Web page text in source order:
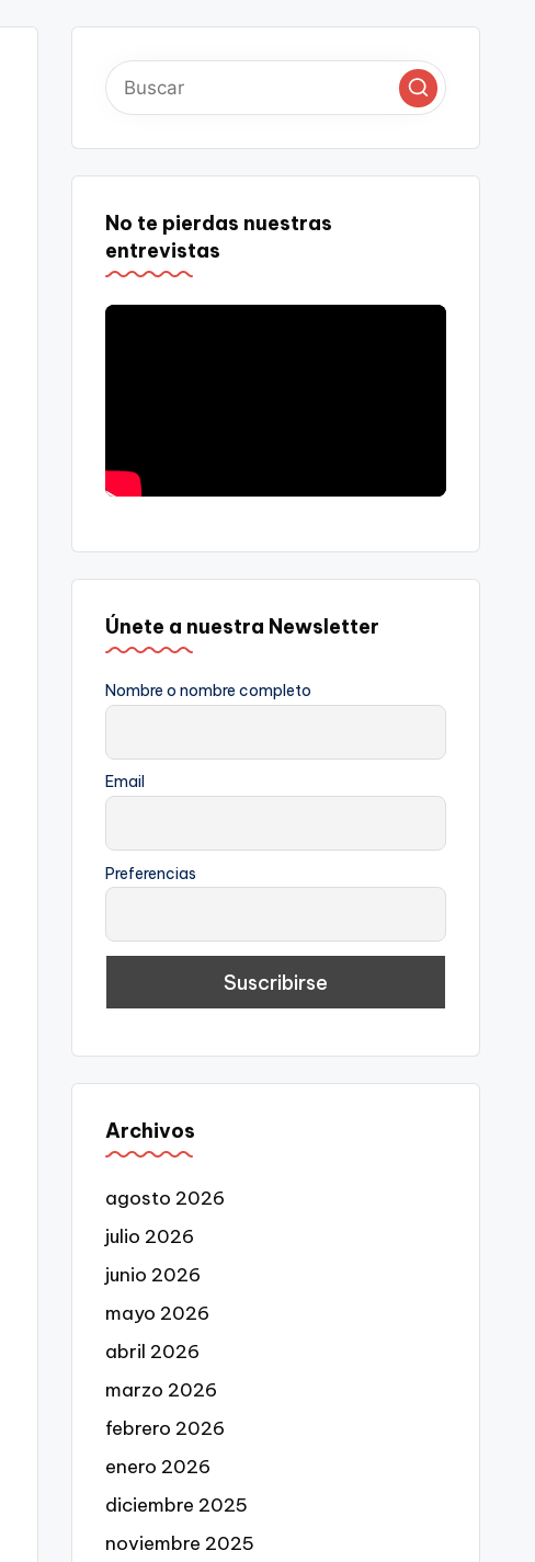
No te pierdas nuestras
entrevistas
Únete a nuestra Newsletter
Nombre o nombre completo
Email
Preferencias
Archivos
agosto 2026
julio 2026
junio 2026
mayo 2026
abril 2026
marzo 2026
febrero 2026
enero 2026
diciembre 2025
noviembre 2025